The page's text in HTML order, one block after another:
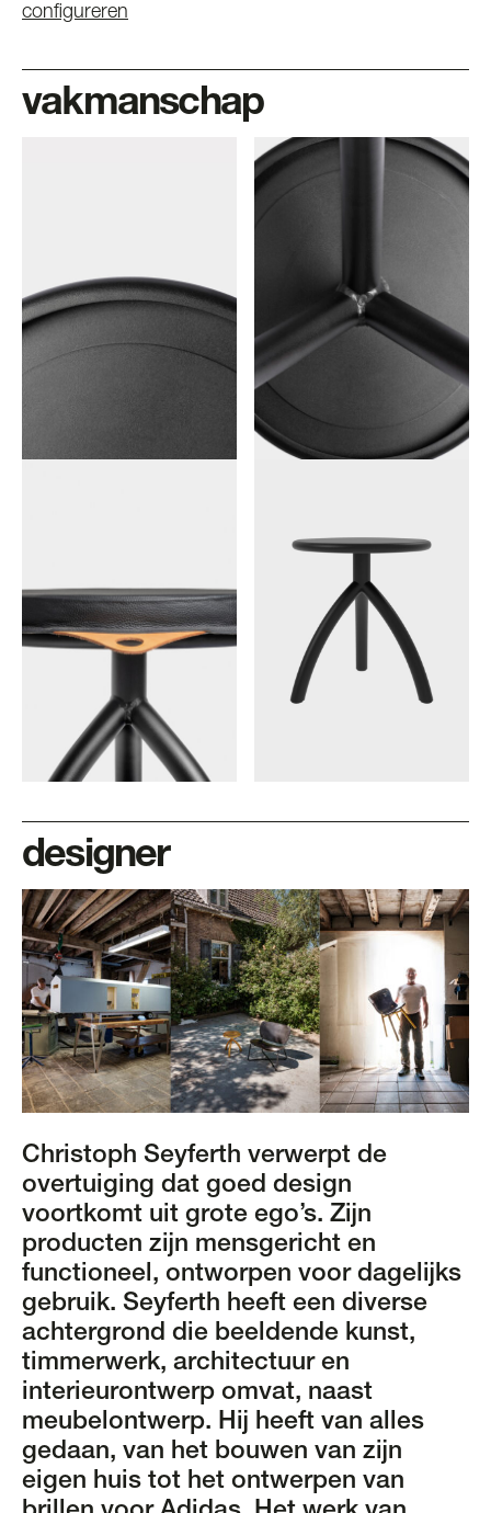
configureren
vakmanschap
designer
Christoph Seyferth verwerpt de
overtuiging dat goed design
voortkomt uit grote ego’s. Zijn
producten zijn mensgericht en
functioneel, ontworpen voor dagelijks
gebruik. Seyferth heeft een diverse
achtergrond die beeldende kunst,
timmerwerk, architectuur en
interieurontwerp omvat, naast
meubelontwerp. Hij heeft van alles
gedaan, van het bouwen van zijn
eigen huis tot het ontwerpen van